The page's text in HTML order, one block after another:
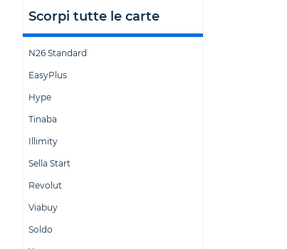
Scorpi tutte le carte
N26 Standard
EasyPlus
Hype
Tinaba
Illimity
Sella Start
Revolut
Viabuy
Soldo